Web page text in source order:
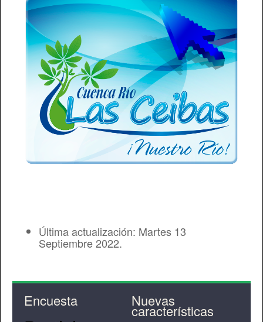
Última actualización: Martes 13
Septiembre 2022.
Encuesta Nuevas
características